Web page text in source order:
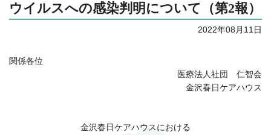
ウイルスへの感染判明について（第2報）
2022年08月11日
関係各位
医療法人社団 仁智会
金沢春日ケアハウス
金沢春日ケアハウスにおける